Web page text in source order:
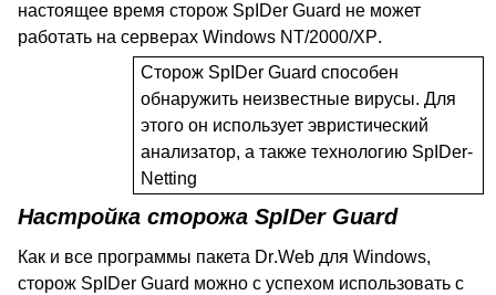
настоящее время сторож SpIDer Guard не может
работать на серверах Windows NT/2000/XP.
Сторож SpIDer Guard способен
обнаружить неизвестные вирусы. Для
этого он использует эвристический
анализатор, а также технологию SpIDer-
Netting
Настройка сторожа SpIDer Guard
Как и все программы пакета Dr.Web для Windows,
сторож SpIDer Guard можно с успехом использовать с